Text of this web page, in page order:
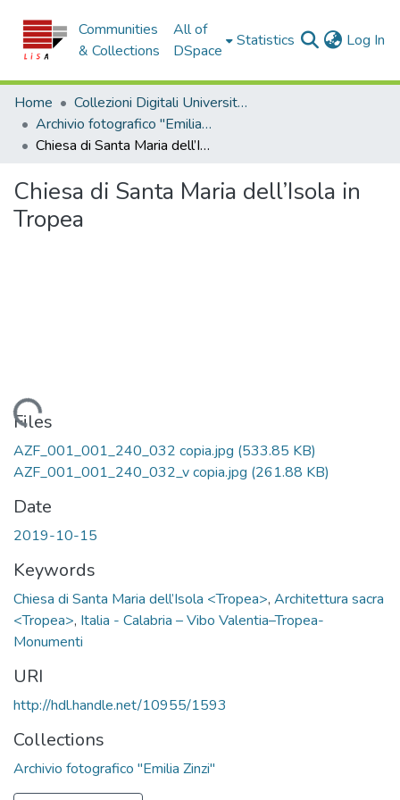
Communities
& Collections
All of
DSpace
Statistics Log In
Home
Collezioni Digitali Università della Calabria
Archivio fotografico "Emilia Zinzi"
Chiesa di Santa Maria dell’Isola in Tropea
Chiesa di Santa Maria dell’Isola in
Tropea
Loading...
Files
AZF_001_001_240_032 copia.jpg (533.85 KB)
AZF_001_001_240_032_v copia.jpg (261.88 KB)
Date
2019-10-15
Keywords
Chiesa di Santa Maria dell’Isola <Tropea>, Architettura sacra
<Tropea>, Italia - Calabria – Vibo Valentia–Tropea-
Monumenti
URI
http://hdl.handle.net/10955/1593
Collections
Archivio fotografico "Emilia Zinzi"